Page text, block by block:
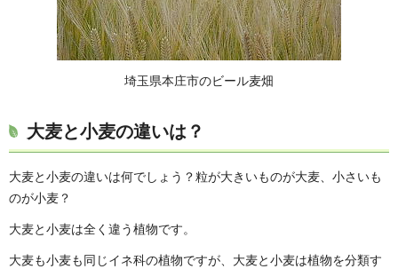
埼玉県本庄市のビール麦畑
大麦と小麦の違いは？
大麦と小麦の違いは何でしょう？粒が大きいものが大麦、小さいも
のが小麦？
大麦と小麦は全く違う植物です。
大麦も小麦も同じイネ科の植物ですが、大麦と小麦は植物を分類す